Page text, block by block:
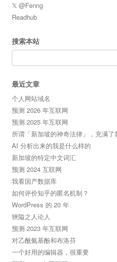
𝕏 @Fenng
Readhub
搜索本站
for:
最近文章
个人网站域名
预测 2026 年互联网
预测 2025 年互联网
所谓「新加坡的神奇法律」，充满
AI 分析出来的我是什么样的
新加坡的特定中文词汇
预测 2024 互联网
我看国产数据库
如何评价知乎的匿名机制？
WordPress 的 20 年
狹隘之人论人
预测 2023 年互联网
对乙酰氨基酚和布洛芬
一个好用的编辑器，很重要